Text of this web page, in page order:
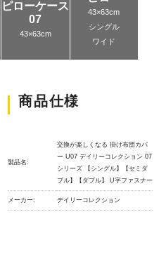
ピローケース
07
43×63cm
43×63cm
シングル
ワイド
商品仕様
製品名:
交換が楽しくなる 掛け布団カバ
ー U07 デイリーコレクション 07
シリーズ 【シングル】【セミダ
ブル】【ダブル】 U字ファスナー
メーカー: デイリーコレクション